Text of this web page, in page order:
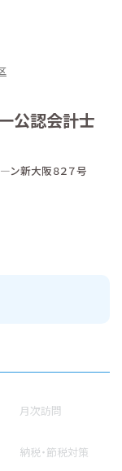
公認会計士
ン新大阪８２７号
月次訪問
納税・節税対策